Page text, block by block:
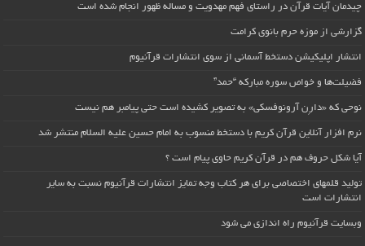
چیدمان آیات قرآن در راستای فهم مهدویت و مساله ظهور انجام شده است
گزارشی از موزه حرم بانوی کرامت
انتشار اپلیکیشن دستخط آسمانی از سوی انتشارات قرآنیوم
فضیلت‌ها و خواص سوره مبارکه “حمد”
نوحی که «دارِن آرونوفسکی» به تصویر کشیده است حتی پیامبر هم نیست
نرم افزار آنلاین قرآن کریم با دستخط منسوب به امام حسین علیه السلام منتشر شد
آیا شکل حروف هم در قرآن کریم حاوی پیام است ؟
تولید قلمهای اختصاصی برای هر کتاب وجه تمایز انتشارات قرآنیوم نسبت به سایر
انتشارات است
وبسایت قرآنیوم راه اندازی می شود